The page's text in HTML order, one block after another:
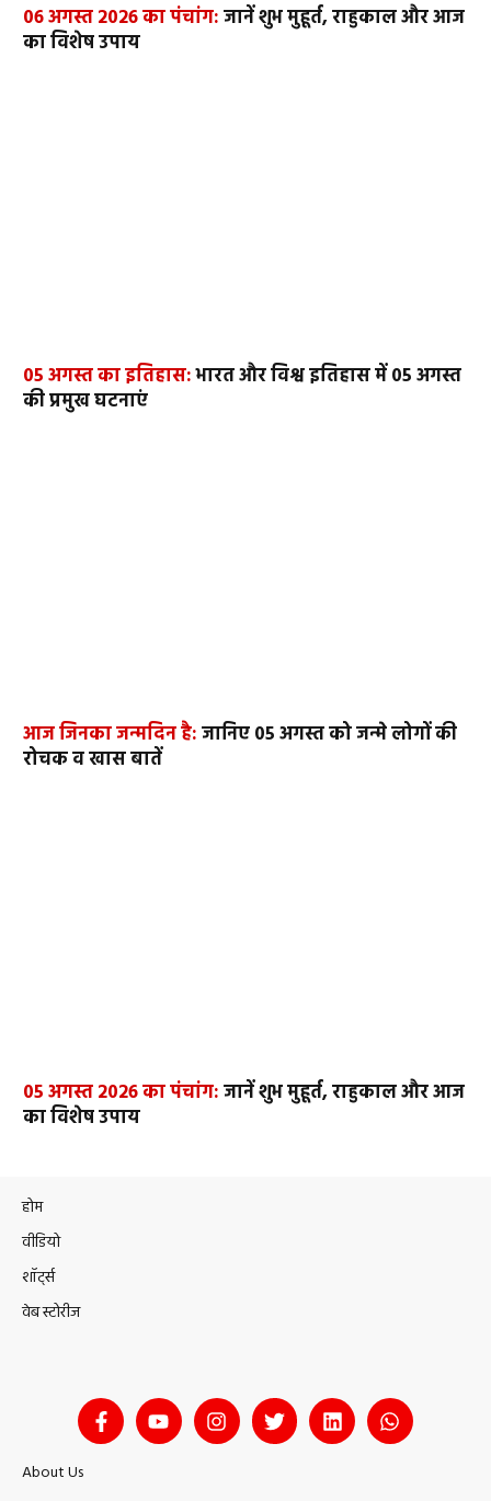
06 अगस्त 2026 का पंचांग:जानें शुभ मुहूर्त, राहुकाल और आज
का विशेष उपाय
05 अगस्त का इतिहास:भारत और विश्व इतिहास में 05 अगस्त
की प्रमुख घटनाएं
आज जिनका जन्मदिन है:जानिए 05 अगस्त को जन्मे लोगों की
रोचक व खास बातें
05 अगस्त 2026 का पंचांग:जानें शुभ मुहूर्त, राहुकाल और आज
का विशेष उपाय
होम
वीडियो
शॉर्ट्स
वेब स्टोरीज
About Us